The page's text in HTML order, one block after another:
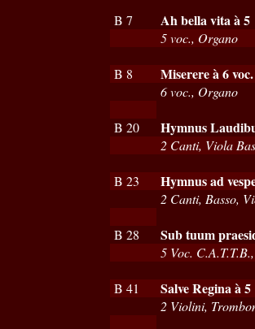
B 7 Ah bella vita à 5
5 voc., Organo
B 8 Miserere à 6 voc.
6 voc., Organo
B 20 Hymnus
2 Canti, Viola
B 23 Hymnus ad
2 Canti, Basso,
B 28 Sub tuum
5 Voc.
B 41 Salve Regina à 5
2 Violini,